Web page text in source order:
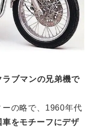
ラブマンの兄弟機で
の略で、1960年代
をモチーフにデザ